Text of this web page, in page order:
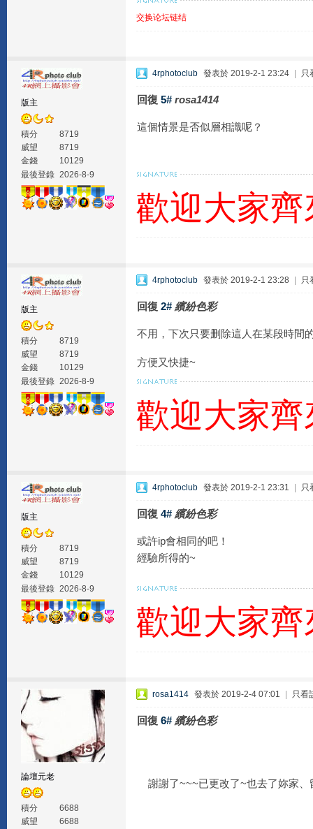
交换论坛链结
版主
積分
8719
威望
8719
金錢
10129
最後登錄 2026-8-9
4rphotoclub 發表於 2019-2-1 23:24 只
回復 5# rosa1414
這個情景是否似層相識呢？
歡迎大家
版主
積分
8719
威望
8719
金錢
10129
最後登錄 2026-8-9
4rphotoclub 發表於 2019-2-1 23:28 只
回復 2# 繽紛色彩
不用，下次只要删除這人在某段時間
方便又快捷~
歡迎大家
版主
積分
8719
威望
8719
金錢
10129
最後登錄 2026-8-9
4rphotoclub 發表於 2019-2-1 23:31 只
回復 4# 繽紛色彩
或許ip會相同的吧！
經驗所得的~
歡迎大家
論壇元老
積分
6688
威望
6688
rosa1414 發表於 2019-2-4 07:01 只看
回復 6# 繽紛色彩
謝謝了~~~已更改了~也去了妳家、